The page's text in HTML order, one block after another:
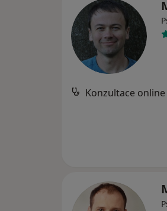
Konzultace online